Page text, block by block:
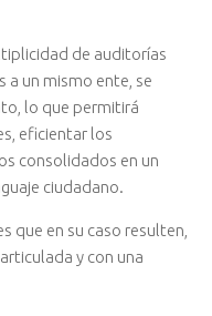
de auditorías
a un mismo ente, se
lo que permitirá
eficientar los
consolidados en un
ciudadano.
que en su caso resulten,
y con una